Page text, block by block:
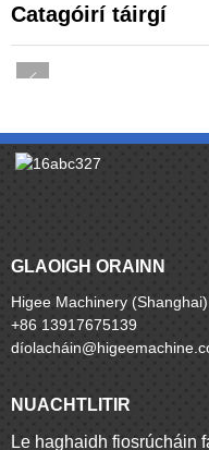
Catagóirí táirgí
GLAOIGH ORAINN
Higee Machinery (Shanghai)
+86 13917675139
NUACHTLITIR
Le haghaidh fiosrúcháin